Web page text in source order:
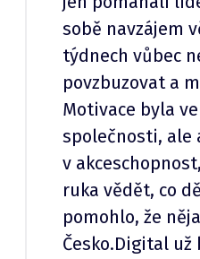
sobě navzájem
týdnech vůbec
povzbuzovat a
Motivace byla
společnosti, ale
v
ruka vědět, co
pomohlo, že
Česko.Digital